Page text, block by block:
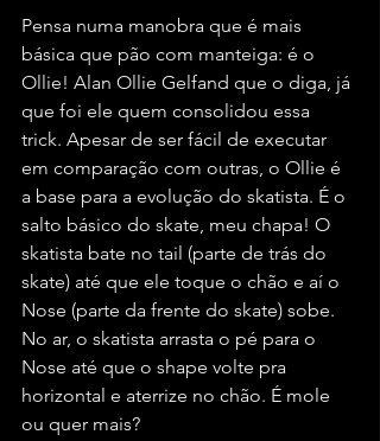
Pensa numa manobra que é mais
básica que pão com manteiga: é o
Ollie! Alan Ollie Gelfand que o diga, já
que foi ele quem consolidou essa
trick. Apesar de ser fácil de executar
em comparação com outras, o Ollie é
a base para a evolução do skatista. É o
salto básico do skate, meu chapa! O
skatista bate no tail (parte de trás do
skate) até que ele toque o chão e aí o
Nose (parte da frente do skate) sobe.
No ar, o skatista arrasta o pé para o
Nose até que o shape volte pra
horizontal e aterrize no chão. É mole
ou quer mais?